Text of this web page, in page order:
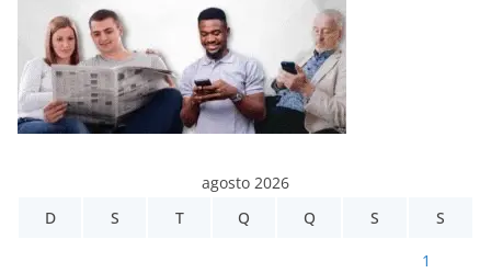
agosto 2026
D
S T Q Q S S
1